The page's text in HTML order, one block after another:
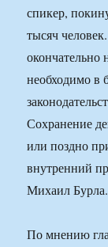
спикер,
тысяч
окончательно
необходимо в
Сохранение
или поздно
внутренний
Михаил Бурла.
По мнению